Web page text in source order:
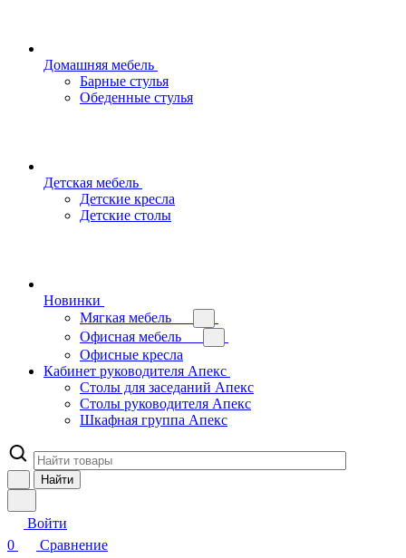
Домашняя мебель
Барные стулья
Обеденные стулья
Детская мебель
Детские кресла
Детские столы
Новинки
Мягкая мебель
Офисная мебель
Офисные кресла
Кабинет руководителя Апекс
Столы для заседаний Апекс
Столы руководителя Апекс
Шкафная группа Апекс
Найти
Войти
0
Сравнение